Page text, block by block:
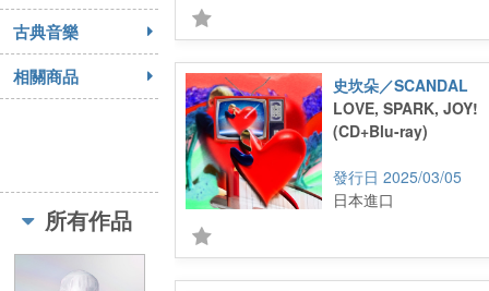
古典音樂
相關商品
所有作品
史坎朵／SCANDAL
LOVE, SPARK, JOY!
(CD+Blu-ray)
2025/03/05
日本進口